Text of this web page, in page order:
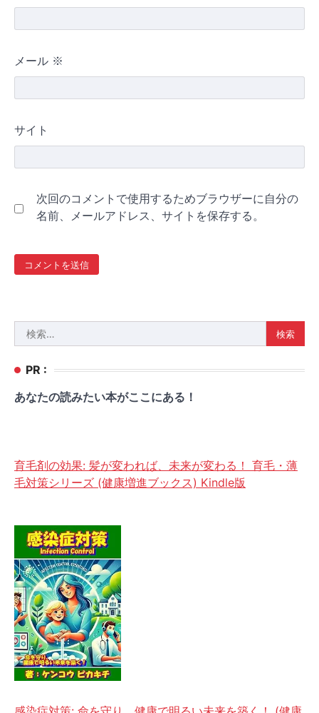
メール ※
サイト
次回のコメントで使用するためブラウザーに自分の
名前、メールアドレス、サイトを保存する。
索:
PR :
あなたの読みたい本がここにある！
育毛剤の効果: 髪が変われば、未来が変わる！ 育毛・薄
毛対策シリーズ (健康増進ブックス) Kindle版